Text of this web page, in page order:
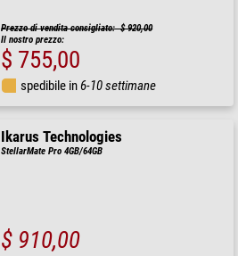
Prezzo di vendita consigliato: $ 920,00
Il nostro prezzo:
$ 755,00
spedibile in6-10 settimane
Ikarus Technologies
StellarMate Pro 4GB/64GB
$ 910,00